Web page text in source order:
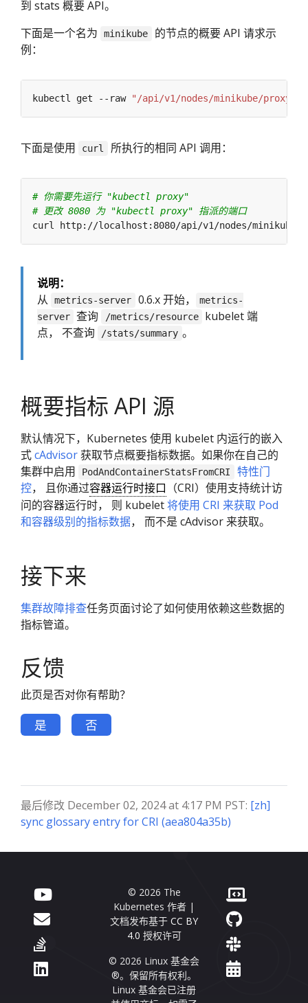
到 stats 概要 API。
下面是一个名为
minikube
的节点的概要 API 请求示
例：
kubectl get --raw "/api/v1/nodes/minikube/proxy/
下面是使用 curl 所执行的相同 API 调用：
# 你需要先运行 "kubectl proxy"
# 更改 8080 为 "kubectl proxy" 指派的端口
说明：
从
metrics-server 0.6.x 开始，
metrics-
server 查询 /metrics/resource
kubelet 端
点， 不查询
/stats/summary 。
概要指标 API 源
默认情况下，Kubernetes 使用 kubelet 内运行的嵌入
式cAdvisor获取节点概要指标数据。如果你在自己的
集群中启用
PodAndContainerStatsFromCRI
特性门
控， 且你通过容器运行时接口 （CRI）使用支持统计访
问的容器运行时， 则 kubelet将使用 CRI 来获取 Pod
和容器级别的指标数据， 而不是 cAdvisor 来获取。
接下来
集群故障排查任务页面讨论了如何使用依赖这些数据的
指标管道。
反馈
此页是否对你有帮助？
是 否
最后修改 December 02, 2024 at 4:17 PM PST: [zh]
sync glossary entry for CRI (aea804a35b)
© 2026 The
Kubernetes 作者 |
文档发布基于 CC BY
4.0 授权许可
© 2026 Linux 基金会
®。保留所有权利。
Linux 基金会已注册